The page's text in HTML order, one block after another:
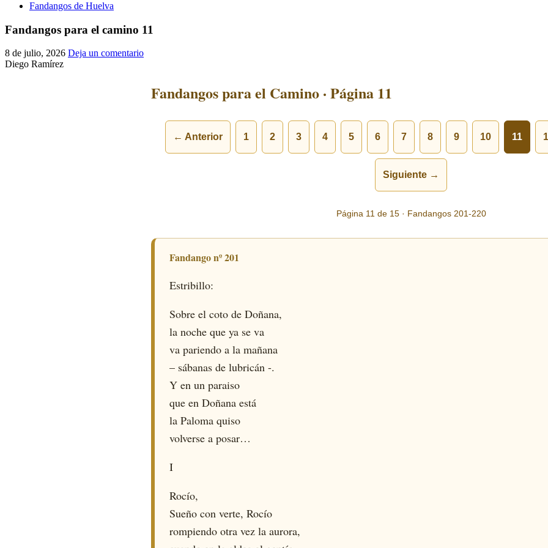
Fandangos de Huelva
Fandangos para el camino 11
8 de julio, 2026 Deja un comentario
Diego Ramírez
Fandangos para el Camino · Página 11
← Anterior 1 2 3 4 5 6 7 8 9 10 11
Siguiente →
Página 11 de 15 · Fandangos 201-220
Fandango nº 201
Estribillo:
Sobre el coto de Doñana,
la noche que ya se va
va pariendo a la mañana
– sábanas de lubricán -.
Y en un paraiso
que en Doñana está
la Paloma quiso
volverse a posar…
I
Rocío,
Sueño con verte, Rocío
rompiendo otra vez la aurora,